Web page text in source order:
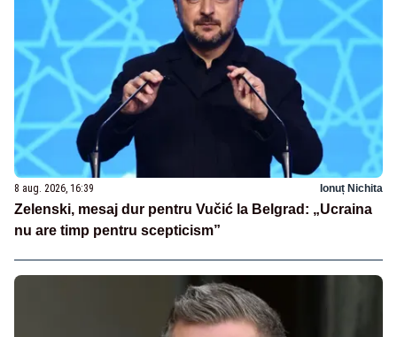
8 aug. 2026, 16:39 Ionuț Nichita
Zelenski, mesaj dur pentru Vučić la Belgrad: „Ucraina
nu are timp pentru scepticism”